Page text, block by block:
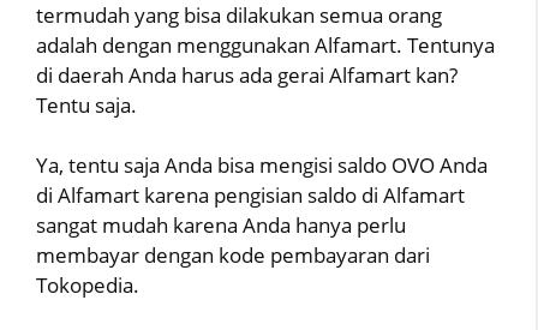
termudah yang bisa dilakukan semua orang
adalah dengan menggunakan Alfamart. Tentunya
di daerah Anda harus ada gerai Alfamart kan?
Tentu saja.
Ya, tentu saja Anda bisa mengisi saldo OVO Anda
di Alfamart karena pengisian saldo di Alfamart
sangat mudah karena Anda hanya perlu
membayar dengan kode pembayaran dari
Tokopedia.